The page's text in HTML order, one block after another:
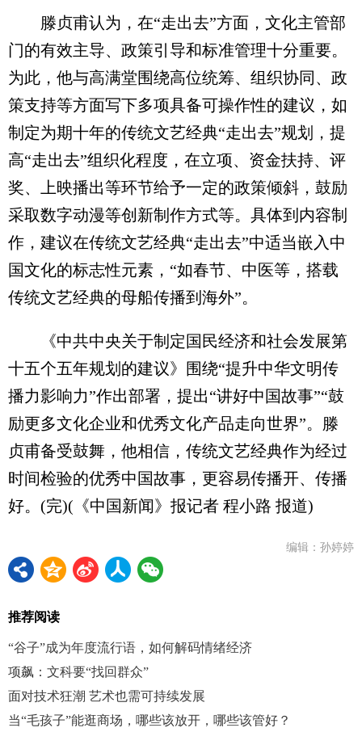
滕贞甫认为，在“走出去”方面，文化主管部
门的有效主导、政策引导和标准管理十分重要。
为此，他与高满堂围绕高位统筹、组织协同、政
策支持等方面写下多项具备可操作性的建议，如
制定为期十年的传统文艺经典“走出去”规划，提
高“走出去”组织化程度，在立项、资金扶持、评
奖、上映播出等环节给予一定的政策倾斜，鼓励
采取数字动漫等创新制作方式等。具体到内容制
作，建议在传统文艺经典“走出去”中适当嵌入中
国文化的标志性元素，“如春节、中医等，搭载
传统文艺经典的母船传播到海外”。
《中共中央关于制定国民经济和社会发展第
十五个五年规划的建议》围绕“提升中华文明传
播力影响力”作出部署，提出“讲好中国故事”“鼓
励更多文化企业和优秀文化产品走向世界”。滕
贞甫备受鼓舞，他相信，传统文艺经典作为经过
时间检验的优秀中国故事，更容易传播开、传播
好。(完)(《中国新闻》报记者 程小路 报道)
编辑：孙婷婷
推荐阅读
“谷子”成为年度流行语，如何解码情绪经济
项飙：文科要“找回群众”
面对技术狂潮 艺术也需可持续发展
当“毛孩子”能逛商场，哪些该放开，哪些该管好？